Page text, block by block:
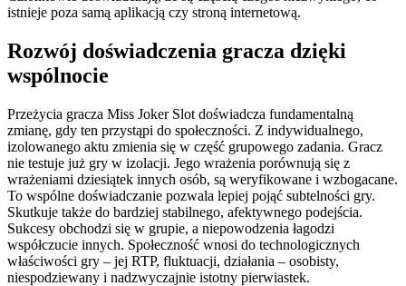
istnieje poza samą aplikacją czy stroną internetową.
Rozwój doświadczenia gracza dzięki
wspólnocie
Przeżycia gracza Miss Joker Slot doświadcza fundamentalną
zmianę, gdy ten przystąpi do społeczności. Z indywidualnego,
izolowanego aktu zmienia się w część grupowego zadania. Gracz
nie testuje już gry w izolacji. Jego wrażenia porównują się z
wrażeniami dziesiątek innych osób, są weryfikowane i wzbogacane.
To wspólne doświadczanie pozwala lepiej pojąć subtelności gry.
Skutkuje także do bardziej stabilnego, afektywnego podejścia.
Sukcesy obchodzi się w grupie, a niepowodzenia łagodzi
współczucie innych. Społeczność wnosi do technologicznych
właściwości gry – jej RTP, fluktuacji, działania – osobisty,
niespodziewany i nadzwyczajnie istotny pierwiastek.